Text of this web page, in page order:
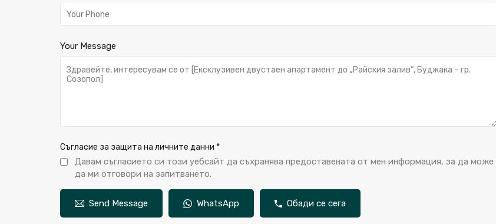
Your Message
Съгласие за защита на личните данни *
Давам съгласието си този уебсайт да съхранява предоставената от мен информация, за да може
да ми отговори на запитването.
Send Message WhatsApp Обади се сега